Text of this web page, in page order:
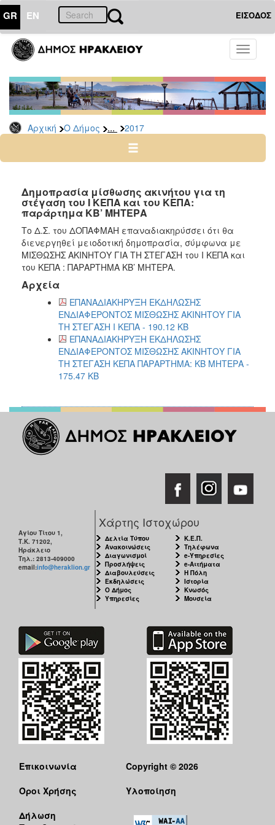
GR EN ΕΙΣΟΔΟΣ
Toggle
Αρχική Ο Δήμος ... 2017
ΔΗΜΟΣ
Διακηρύξεις
-
Δημοπρασίες
Αρχείο
2025
2023
2022
2021
2020
2019
2018
2017
2016
2015
2013
ΤΟΠΟΣ
Δημοπρασία μίσθωσης ακινήτου για τη
στέγαση του Ι ΚΕΠΑ και του ΚΕΠΑ:
παράρτημα ΚΒ’ ΜΗΤΕΡΑ
Το Δ.Σ. του ΔΟΠΑΦΜΑΗ επαναδιακηρύσσει ότι θα
διενεργηθεί μειοδοτική δημοπρασία, σύμφωνα με
ΜΙΣΘΩΣΗΣ ΑΚΙΝΗΤΟΥ ΓΙΑ ΤΗ ΣΤΕΓΑΣΗ του Ι ΚΕΠΑ και
του ΚΕΠΑ : ΠΑΡΑΡΤΗΜΑ ΚΒ’ ΜΗΤΕΡΑ.
Αρχεία
ΕΠΑΝΑΔΙΑΚΗΡΥΞΗ ΕΚΔΗΛΩΣΗΣ
ΕΝΔΙΑΦΕΡΟΝΤΟΣ ΜΙΣΘΩΣΗΣ ΑΚΙΝΗΤΟΥ ΓΙΑ
ΤΗ ΣΤΕΓΑΣΗ Ι ΚΕΠΑ - 190.12 KB
ΕΠΑΝΑΔΙΑΚΗΡΥΞΗ ΕΚΔΗΛΩΣΗΣ
ΕΝΔΙΑΦΕΡΟΝΤΟΣ ΜΙΣΘΩΣΗΣ ΑΚΙΝΗΤΟΥ ΓΙΑ
ΤΗ ΣΤΕΓΑΣΗ ΚΕΠΑ ΠΑΡΑΡΤΗΜΑ: ΚΒ ΜΗΤΕΡΑ -
175.47 KB
Αγίου Τίτου 1,
Τ.Κ. 71202,
Ηράκλειο
Τηλ.: 2813-409000
email:info@heraklion.gr
Χάρτης Ιστοχώρου
Δελτία Τύπου
Ανακοινώσεις
Διαγωνισμοί
Προσλήψεις
Διαβουλεύσεις
Εκδηλώσεις
Ο Δήμος
Υπηρεσίες
Κ.Ε.Π.
Τηλέφωνα
e-Υπηρεσίες
e-Αιτήματα
Η Πόλη
Ιστορία
Κνωσός
Μουσεία
Επικοινωνία
Όροι Χρήσης
Δήλωση
Copyright © 2026
Υλοποίηση